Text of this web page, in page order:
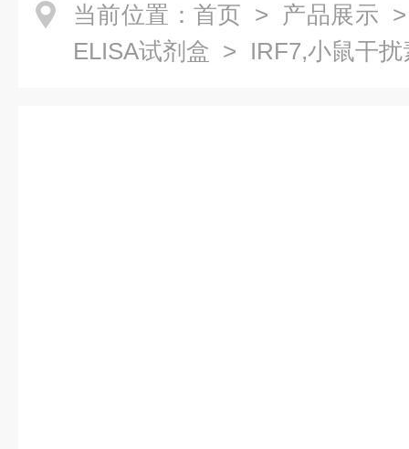
当前位置： 首页 > 产品展示
ELISA试剂盒 > IRF7,小鼠干扰